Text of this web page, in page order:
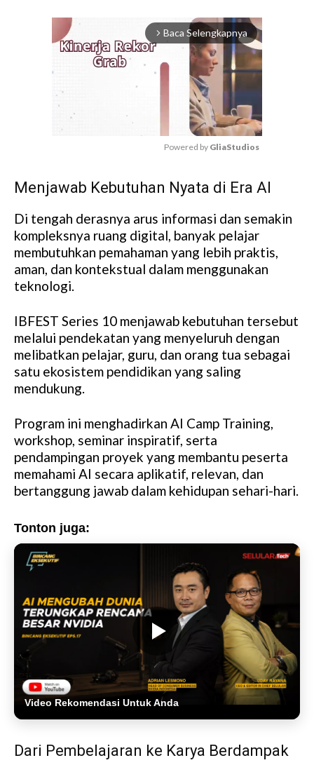
arrow_forward_ios Baca Selengkapnya
u
e
Powered by GliaStudios
Menjawab Kebutuhan Nyata di Era AI
Di tengah derasnya arus informasi dan semakin
kompleksnya ruang digital, banyak pelajar
membutuhkan pemahaman yang lebih praktis,
aman, dan kontekstual dalam menggunakan
teknologi.
IBFEST Series 10 menjawab kebutuhan tersebut
melalui pendekatan yang menyeluruh dengan
melibatkan pelajar, guru, dan orang tua sebagai
satu ekosistem pendidikan yang saling
mendukung.
Program ini menghadirkan AI Camp Training,
workshop, seminar inspiratif, serta
pendampingan proyek yang membantu peserta
memahami AI secara aplikatif, relevan, dan
bertanggung jawab dalam kehidupan sehari-hari.
Tonton juga:
Video Rekomendasi Untuk Anda
Dari Pembelajaran ke Karya Berdampak